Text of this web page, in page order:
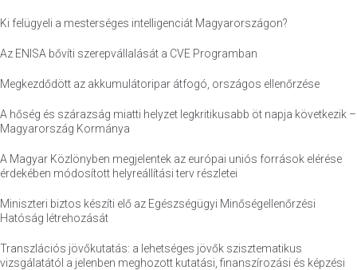
Ki felügyeli a mesterséges intelligenciát Magyarországon?
Az ENISA bővíti szerepvállalását a CVE Programban
Megkezdődött az akkumulátoripar átfogó, országos ellenőrzése
A hőség és szárazság miatti helyzet legkritikusabb öt napja következik –
Magyarország Kormánya
A Magyar Közlönyben megjelentek az európai uniós források elérése
érdekében módosított helyreállítási terv részletei
Miniszteri biztos készíti elő az Egészségügyi Minőségellenőrzési
Hatóság létrehozását
Transzlációs jövőkutatás: a lehetséges jövők szisztematikus
vizsgálatától a jelenben meghozott kutatási, finanszírozási és képzési